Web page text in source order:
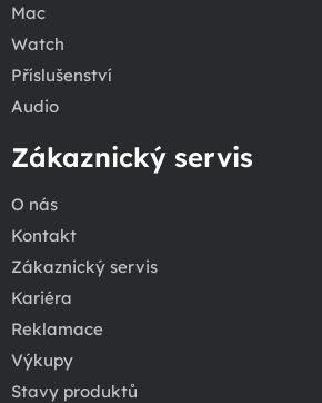
Mac
Watch
Příslušenství
Audio
Zákaznický servis
O nás
Kontakt
Zákaznický servis
Kariéra
Reklamace
Výkupy
Stavy produktů